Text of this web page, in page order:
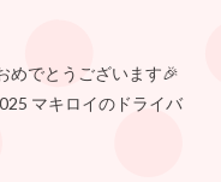
めでとうございます🎉
マキロイのドライバ